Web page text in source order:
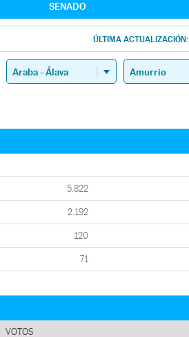
SENADO
ÚLTIMA ACTUALIZACIÓN:
5.822
2.192
120
71
VOTOS